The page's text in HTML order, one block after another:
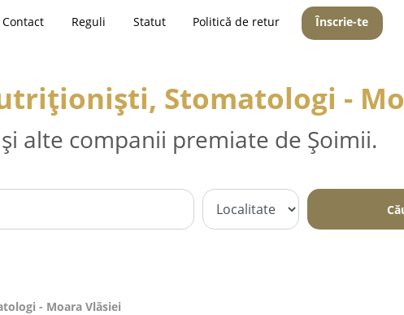
Contact Reguli Statut Politică de retur Înscrie-te
Stomatologi -
și alte companii premiate de Șoimii.
- Moara Vlăsiei